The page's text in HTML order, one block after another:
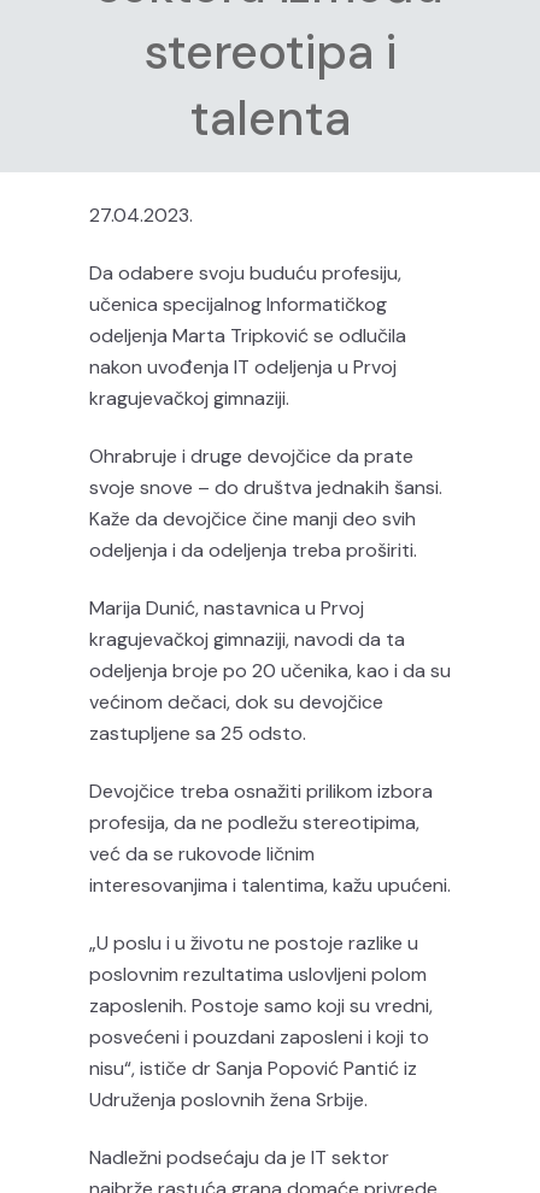
stereotipa i
talenta
27.04.2023.
Da odabere svoju buduću profesiju,
učenica specijalnog Informatičkog
odeljenja Marta Tripković se odlučila
nakon uvođenja IT odeljenja u Prvoj
kragujevačkoj gimnaziji.
Ohrabruje i druge devojčice da prate
svoje snove – do društva jednakih šansi.
Kaže da devojčice čine manji deo svih
odeljenja i da odeljenja treba proširiti.
Marija Dunić, nastavnica u Prvoj
kragujevačkoj gimnaziji, navodi da ta
odeljenja broje po 20 učenika, kao i da su
većinom dečaci, dok su devojčice
zastupljene sa 25 odsto.
Devojčice treba osnažiti prilikom izbora
profesija, da ne podležu stereotipima,
već da se rukovode ličnim
interesovanjima i talentima, kažu upućeni.
„U poslu i u životu ne postoje razlike u
poslovnim rezultatima uslovljeni polom
zaposlenih. Postoje samo koji su vredni,
posvećeni i pouzdani zaposleni i koji to
nisu“, ističe dr Sanja Popović Pantić iz
Udruženja poslovnih žena Srbije.
Nadležni podsećaju da je IT sektor